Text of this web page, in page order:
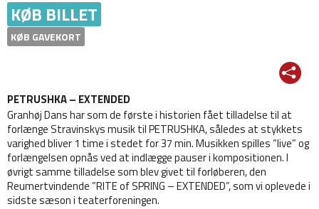
KØB BILLET
KØB GAVEKORT
PETRUSHKA – EXTENDED
Granhøj Dans har som de første i historien fået tilladelse til at
forlænge Stravinskys musik til PETRUSHKA, således at stykkets
varighed bliver 1 time i stedet for 37 min. Musikken spilles “live” og
forlængelsen opnås ved at indlægge pauser i kompositionen. I
øvrigt samme tilladelse som blev givet til forløberen, den
Reumertvindende ”RITE of SPRING – EXTENDED”, som vi oplevede i
sidste sæson i teaterforeningen.